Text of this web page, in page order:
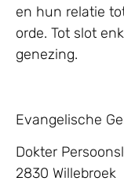
en hun relatie
orde. Tot slot
genezing.
Evangelische
Dokter
2830 Willebroek